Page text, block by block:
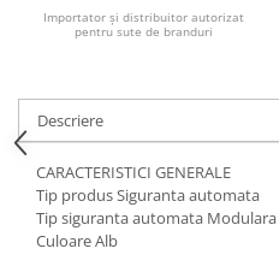
electrice
Accesorii
Turbine eoliene pentru casă
Acumulatori VRLA AGM/GEL /
Tractiune / LiFePo4
Baterii si acumulatori gel si VRLA
Importator și distribuitor autorizat
pentru sute de branduri
Descriere
CARACTERISTICI GENERALE
Tip produsSiguranta automata
Tip siguranta automata Modulara
CuloareAlb